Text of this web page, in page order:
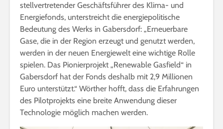
stellvertretender Geschäftsführer des Klima- und
Energiefonds, unterstreicht die energiepolitische
Bedeutung des Werks in Gabersdorf: „Erneuerbare
Gase, die in der Region erzeugt und genutzt werden,
werden in der neuen Energiewelt eine wichtige Rolle
spielen. Das Pionierprojekt „Renewable Gasfield“ in
Gabersdorf hat der Fonds deshalb mit 2,9 Millionen
Euro unterstützt.“ Wörther hofft, dass die Erfahrungen
des Pilotprojekts eine breite Anwendung dieser
Technologie möglich machen werden.